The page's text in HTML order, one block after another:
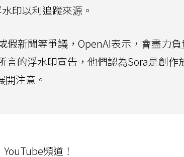
印以利追蹤來源。
假新聞等爭議，OpenAI表示，會盡力
言的浮水印宣告，他們認為Sora是創作
注意。
頻道！